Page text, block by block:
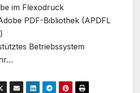
im Flexodruck
PDF-Bibliothek (APDFL
Betriebssystem